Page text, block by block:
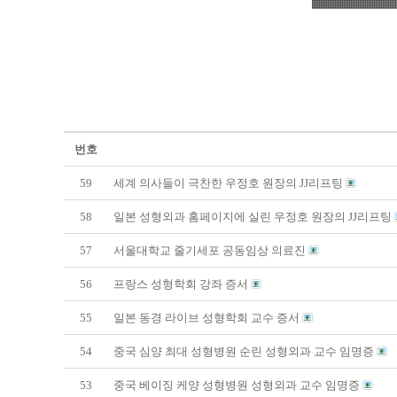
번호
59 세계 의사들이 극찬한 우정호 원장의 JJ리프팅
58 일본 성형외과 홈페이지에 실린 우정호 원장의 JJ리프팅
57 서울대학교 줄기세포 공동임상 의료진
56 프랑스 성형학회 강좌 증서
55 일본 동경 라이브 성형학회 교수 증서
54 중국 심양 최대 성형병원 순린 성형외과 교수 임명증
53 중국 베이징 케양 성형병원 성형외과 교수 임명증